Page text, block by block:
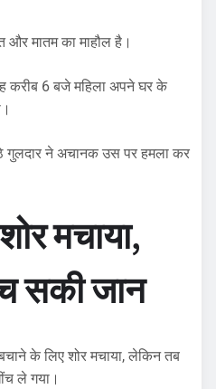
और मातम का माहौल है।
करीब 6 बजे महिला अपने घर के
गुलदार ने अचानक उस पर हमला कर
मचाया,
सकी जान
के लिए शोर मचाया, लेकिन तब
ले गया।